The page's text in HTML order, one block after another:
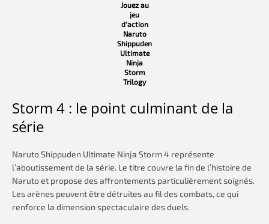
Jouez au
jeu
d’action
Naruto
Shippuden
Ultimate
Ninja
Storm
Trilogy
Storm 4 : le point culminant de la
série
Naruto Shippuden Ultimate Ninja Storm 4 représente
l’aboutissement de la série. Le titre couvre la fin de l’histoire de
Naruto et propose des affrontements particulièrement soignés.
Les arènes peuvent être détruites au fil des combats, ce qui
renforce la dimension spectaculaire des duels.